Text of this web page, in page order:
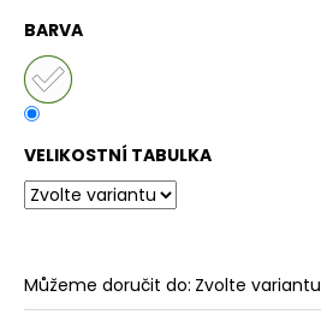
BARVA
VELIKOSTNÍ TABULKA
Můžeme doručit do: Zvolte variantu
D
o
p
o
r
u
j